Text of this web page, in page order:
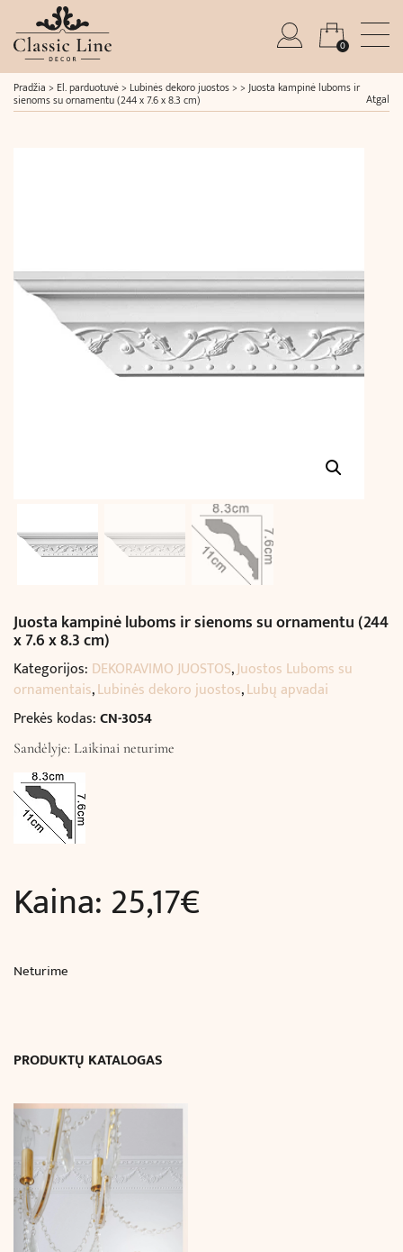
0
Pradžia > El. parduotuvė> Lubinės dekoro juostos> >Juosta kampinė luboms ir
sienoms su ornamentu (244 x 7.6 x 8.3 cm) Atgal
Juosta kampinė luboms ir sienoms su ornamentu (244
x 7.6 x 8.3 cm)
Kategorijos: DEKORAVIMO JUOSTOS,Juostos Luboms su
ornamentais,Lubinės dekoro juostos,Lubų apvadai
Prekės kodas:CN-3054
Sandėlyje: Laikinai neturime
Kaina:25,17€
Neturime
PRODUKTŲ KATALOGAS